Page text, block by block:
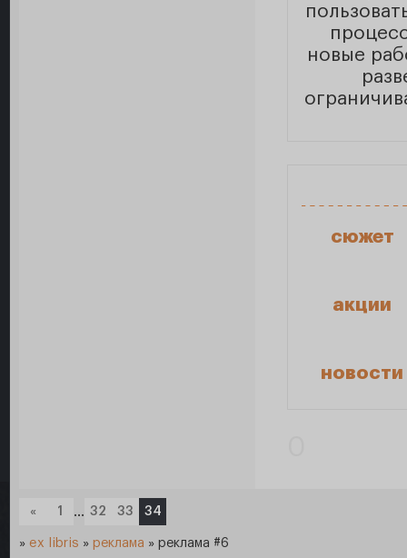
новые
сюжет
акции
новости
« 1 … 32 33 34
» ex libris » реклама » реклама #6